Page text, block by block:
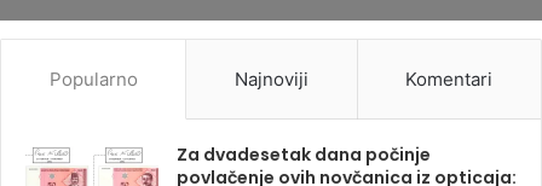
Popularno Najnoviji Komentari
Za dvadesetak dana počinje
povlačenje ovih novčanica iz opticaja: